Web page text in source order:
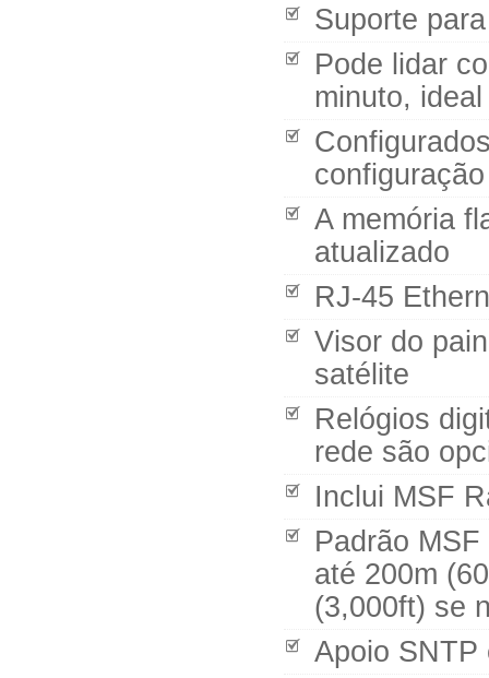
Suporte
Pode lidar
minuto,
A memória
atualizado
RJ-45
Visor do
satélite
Relógios
rede são
Inclui MSF
Padrão
até 200m
(3,000ft) se
Apoio SNTP